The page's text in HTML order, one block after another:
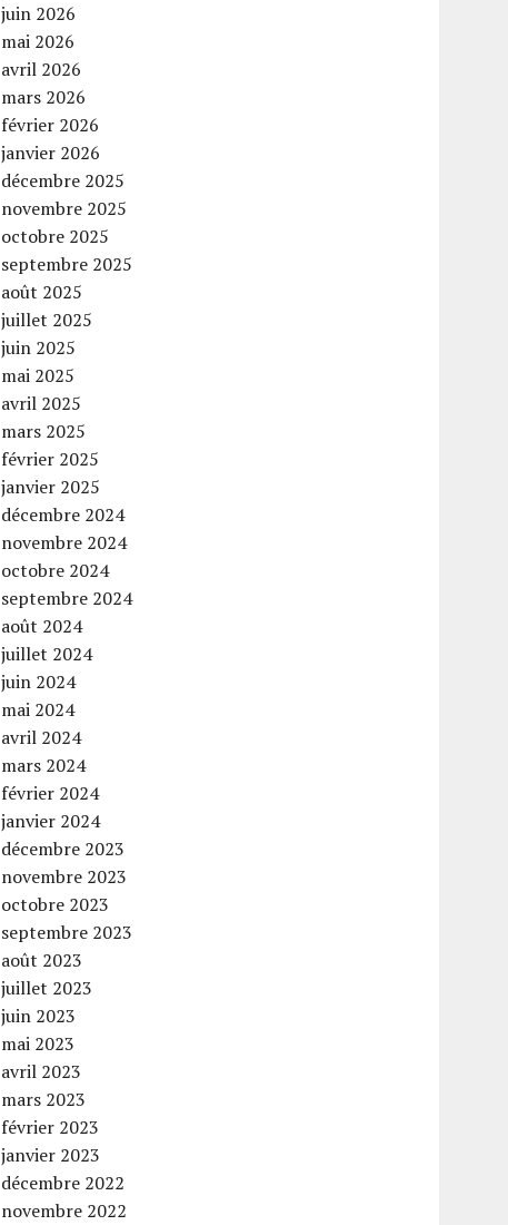
juin 2026
mai 2026
avril 2026
mars 2026
février 2026
janvier 2026
décembre 2025
novembre 2025
octobre 2025
septembre 2025
août 2025
juillet 2025
juin 2025
mai 2025
avril 2025
mars 2025
février 2025
janvier 2025
décembre 2024
novembre 2024
octobre 2024
septembre 2024
août 2024
juillet 2024
juin 2024
mai 2024
avril 2024
mars 2024
février 2024
janvier 2024
décembre 2023
novembre 2023
octobre 2023
septembre 2023
août 2023
juillet 2023
juin 2023
mai 2023
avril 2023
mars 2023
février 2023
janvier 2023
décembre 2022
novembre 2022